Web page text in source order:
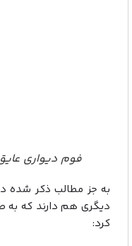
فوم دیواری
به جز مطالب ذکر شده در
دیگری هم دارند که به
کرد: